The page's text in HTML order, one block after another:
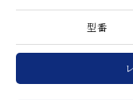
型番